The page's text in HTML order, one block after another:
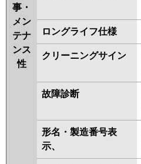
事・
メン
テナ
ンス
性
ロングライフ仕様
クリーニングサイン
故障診断
形名・製造番号表
示、